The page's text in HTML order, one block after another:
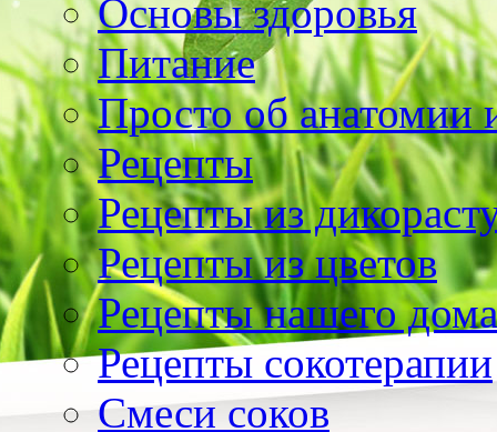
Основы здоровья
Питание
Просто об анатомии
Рецепты
Рецепты из
Рецепты из цветов
Рецепты нашего дома
Рецепты сокотерапии
Смеси соков